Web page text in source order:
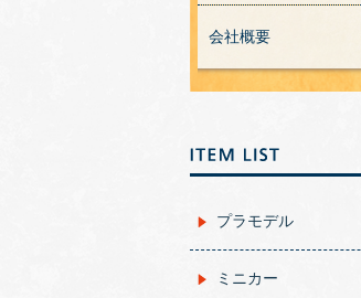
会社概要
プラモデル
ミニカー